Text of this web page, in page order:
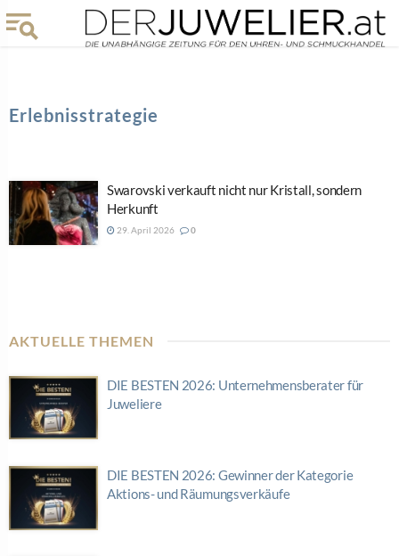
Erlebnisstrategie
Swarovski verkauft nicht nur Kristall, sondern
Herkunft
29. April 2026 0
AKTUELLE THEMEN
DIE BESTEN 2026: Unternehmensberater für
Juweliere
DIE BESTEN 2026: Gewinner der Kategorie
Aktions- und Räumungsverkäufe